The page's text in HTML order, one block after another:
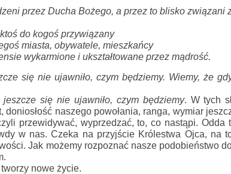
przez Ducha Bożego, a przez to blisko związani
do kogoś przywiązany
miasta, obywatele, mieszkańcy
wykarmione i ukształtowane przez mądrość.
się nie ujawniło, czym będziemy. Wiemy, że
jeszcze się nie ujawniło, czym będziemy. W tych
naszego powołania, ranga, wymiar
przewidywać, wyprzedzać, to, co nastąpi. Odda
w nas. Czeka na przyjście Królestwa Ojca, na
Jak możemy rozpoznać nasze podobieństwo
nowe życie.